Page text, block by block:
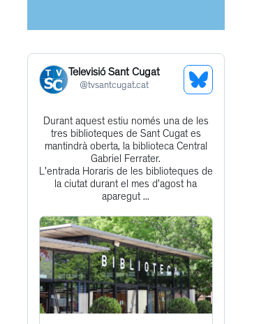
Televisió Sant Cugat
@tvsantcugat.cat
See
Profile
Get
to
this
post
Durant aquest estiu només una de les
tres biblioteques de Sant Cugat es
mantindrà oberta, la biblioteca Central
Gabriel Ferrater.
L'entrada Horaris de les biblioteques de
la ciutat durant el mes d’agost ha
aparegut ...